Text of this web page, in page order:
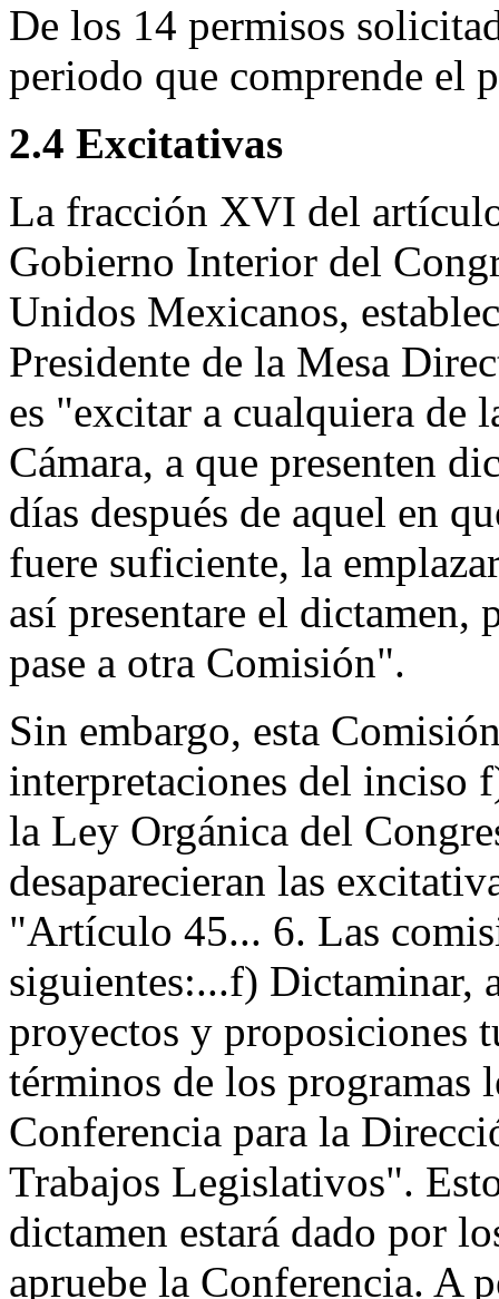
De los 14 permisos
periodo que comprende el
2.4 Excitativas
La fracción XVI del
Gobierno Interior del
Unidos Mexicanos,
Presidente de la Mesa
es "excitar a cualquiera de
Cámara, a que presenten
días después de aquel en
fuere suficiente, la
así presentare el dictamen,
pase a otra Comisión".
Sin embargo, esta
interpretaciones del inciso
la Ley Orgánica del
desaparecieran las
"Artículo 45... 6. Las
siguientes:...f) Dictaminar,
proyectos y proposiciones
términos de los programas
Conferencia para la
Trabajos Legislativos".
dictamen estará dado por
apruebe la Conferencia. A